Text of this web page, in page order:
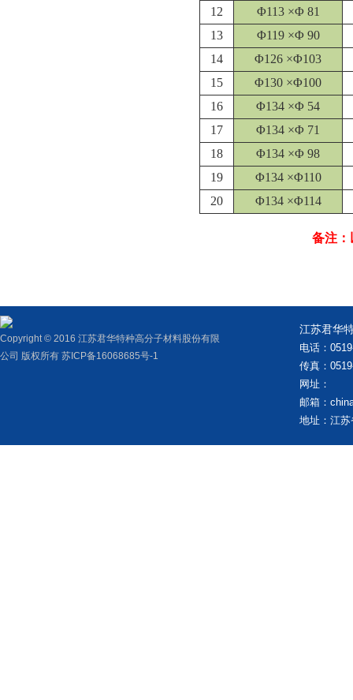
12
Φ113 ×Φ 81
13
Φ119 ×Φ 90
14
Φ126 ×Φ103
15
Φ130 ×Φ100
16
Φ134 ×Φ 54
17
Φ134 ×Φ 71
18
Φ134 ×Φ 98
19
Φ134 ×Φ110
20
Φ134 ×Φ114
备注：
Copyright © 2016 江苏君华特种高分子材料股份有限
公司 版权所有 苏ICP备16068685号-1
江苏君华
电话：
传真：
网址：
邮箱：
地址：江